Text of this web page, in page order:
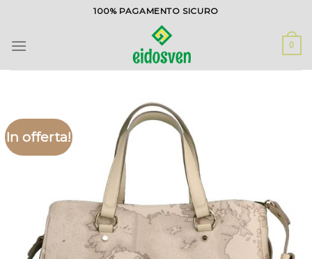
contenuti
100% PAGAMENTO SICURO
0
In offerta!